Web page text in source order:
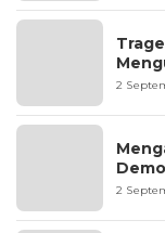
2
2